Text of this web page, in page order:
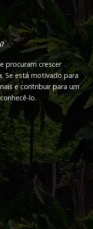
procuram crescer
Se está motivado para
e contribuir para um
lo.